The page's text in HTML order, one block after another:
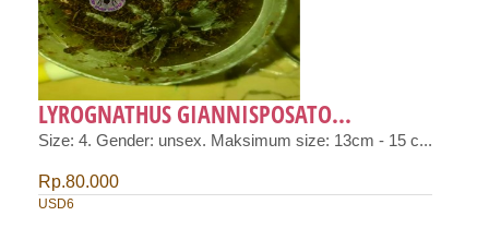
LYROGNATHUS GIANNISPOSATO...
Size: 4. Gender: unsex. Maksimum size: 13cm - 15 c...
Rp.80.000
USD6